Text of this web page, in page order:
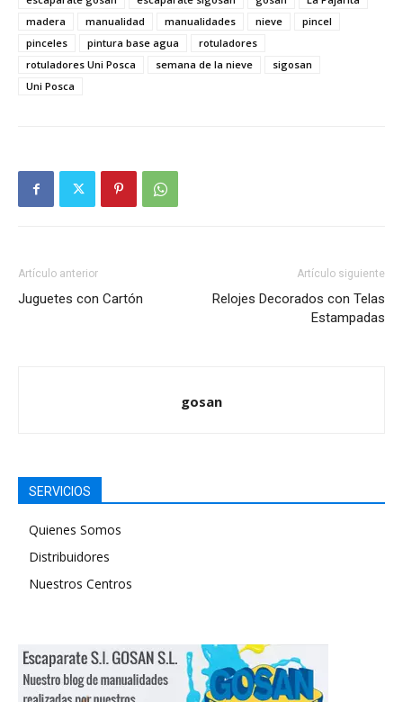
madera
manualidad manualidades nieve
pincel
pinceles
pintura base agua
rotuladores
rotuladores Uni Posca
semana de la nieve
sigosan
Uni Posca
Artículo anterior
Juguetes con Cartón
Artículo siguiente
Relojes Decorados con Telas
Estampadas
gosan
SERVICIOS
Quienes Somos
Distribuidores
Nuestros Centros